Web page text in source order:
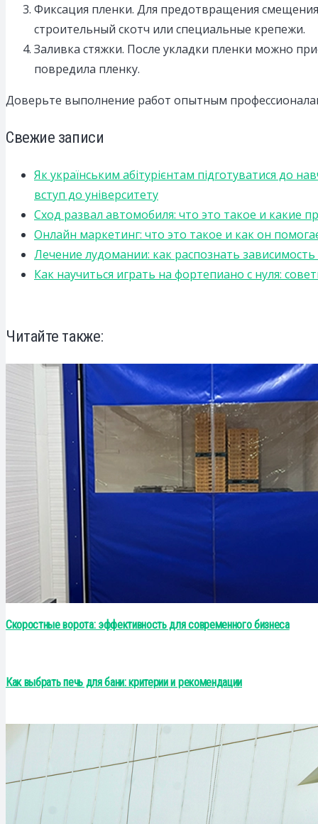
Фиксация пленки. Для предотвращения
строительный скотч или специальные крепежи.
Заливка стяжки. После укладки пленки можно
повредила пленку.
Доверьте выполнение работ опытным
Свежие записи
Як українським абітурієнтам підготуватися до
вступ до університету
Сход развал автомобиля: что это такое и какие
Онлайн маркетинг: что это такое и как он
Лечение лудомании: как распознать
Как научиться играть на фортепиано с нуля:
Читайте также:
Скоростные ворота: эффективность для современного бизнеса
Как выбрать печь для бани: критерии и рекомендации